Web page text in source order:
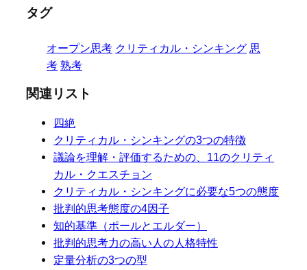
タグ
オープン思考 クリティカル・シンキング 思
考 熟考
関連リスト
四絶
クリティカル・シンキングの3つの特徴
議論を理解・評価するための、11のクリティ
カル・クエスチョン
クリティカル・シンキングに必要な5つの態度
批判的思考態度の4因子
知的基準（ポールとエルダー）
批判的思考力の高い人の人格特性
定量分析の3つの型